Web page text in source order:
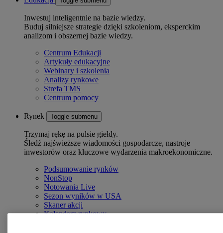
Inwestuj inteligentnie na bazie wiedzy.
Buduj silniejsze strategie dzięki szkoleniom, eksperckim
analizom i obszernej bazie wiedzy.
Centrum Edukacji
Artykuły edukacyjne
Webinary i szkolenia
Analizy rynkowe
Strefa TMS
Centrum pomocy
Rynek Toggle submenu
Trzymaj rękę na pulsie giełdy.
Śledź najświeższe wiadomości gospodarcze, nastroje
inwestorów oraz kluczowe wydarzenia makroekonomiczne.
Podsumowanie rynków
NonStop
Notowania Live
Sezon wyników w USA
Skaner akcji
Kalendarz rynkowy